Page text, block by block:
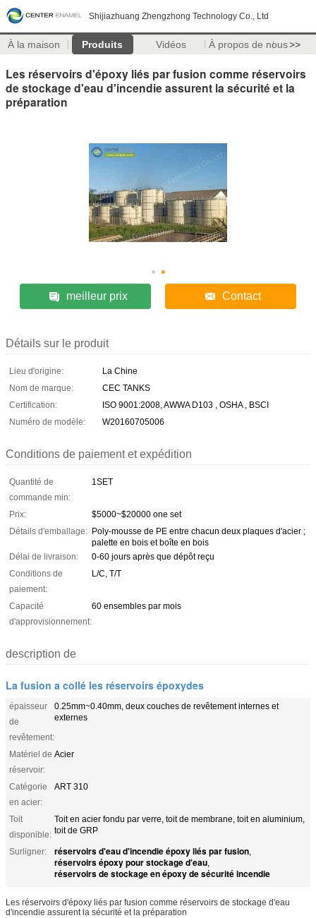
Shijiazhuang Zhengzhong Technology Co., Ltd
À la maison Produits Vidéos À propos de nous>>
Les réservoirs d'époxy liés par fusion comme réservoirs
de stockage d'eau d'incendie assurent la sécurité et la
préparation
meilleur prix Contact
Détails sur le produit
Lieu d'origine:
La Chine
Nom de marque:
CEC TANKS
Certification:
ISO 9001:2008, AWWA D103 , OSHA , BSCI
Numéro de modèle:
W20160705006
Conditions de paiement et expédition
Quantité de
commande min:
1SET
Prix:
$5000~$20000 one set
Détails d'emballage: Poly-mousse de PE entre chacun deux plaques d'acier ;
palette en bois et boîte en bois
Délai de livraison:
0-60 jours après que dépôt reçu
Conditions de
paiement:
L/C, T/T
Capacité
d'approvisionnement:
60 ensembles par mois
description de
La fusion a collé les réservoirs époxydes
épaisseur
de
revêtement:
0.25mm~0.40mm, deux couches de revêtement internes et
externes
Matériel de
réservoir:
Acier
Catégorie
en acier:
ART 310
Toit
disponible:
Toit en acier fondu par verre, toit de membrane, toit en aluminium,
toit de GRP
Surligner: réservoirs d'eau d'incendie époxy liés par fusion,
réservoirs époxy pour stockage d'eau,
réservoirs de stockage en époxy de sécurité incendie
Les réservoirs d'époxy liés par fusion comme réservoirs de stockage d'eau
d'incendie assurent la sécurité et la préparation